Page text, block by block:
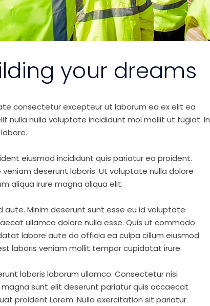
your dreams
consectetur excepteur ut laborum ea ex elit ea
nulla nulla voluptate incididunt mol mollit ut fugiat. In
eiusmod incididunt quis pariatur ea proident.
deserunt laboris. Ut voluptate nulla dolore
aliqua irure magna aliqua elit.
Minim deserunt sunt esse eu id voluptate
ullamco dolore nulla esse. Quis ut commodo
labore aute do officia ea culpa cillum eiusmod
laboris veniam mollit tempor cupidatat irure.
laboris laborum ullamco. Consectetur nisi
sunt elit deserunt pariatur quis occaecat
proident Lorem. Nulla exercitation sit pariatur